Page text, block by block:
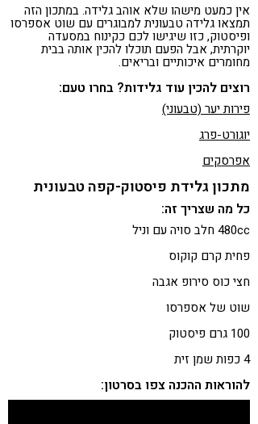
אין כמעט מישהו שלא אוהב גלידה. במתכון הזה
תמצאו גלידה טבעונית למבוגרים עם שוט אספרסו
ופיסטוק, כזו שיגישו לכם כקינוח במסעדה
יוקרתית, אבל הפעם תוכלו להכין אותה בבית
מחומרים איכותיים ובריאים.
רוצים להכין עוד גלידות? בחרו טעם:
פירות יער (טבעוני)
יוגורט-פרג
אפרסקים
מתכון גלידת פיסטוק-קפה טבעונית
כל מה שצריך זה:
480cc חלב סויה עם וניל
פחית קרם קוקוס
חצי כוס סירופ אגבה
שוט של אספרסו
100 גרם פיסטוק
4 כפות שמן זית
להוראות ההכנה צפו בסרטון: